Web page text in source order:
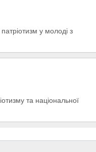
у молоді з
та національної